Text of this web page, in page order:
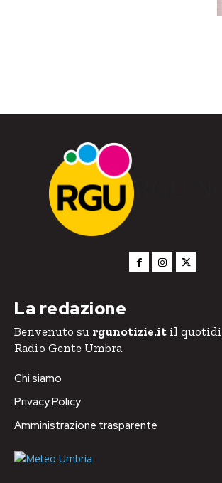
RGU
La redazione
Benvenuto su rgunotizie.it il
Radio Gente Umbra.
Chi siamo
Privacy Policy
Amministrazione trasparente